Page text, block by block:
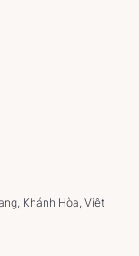
Khánh Hòa, Việt